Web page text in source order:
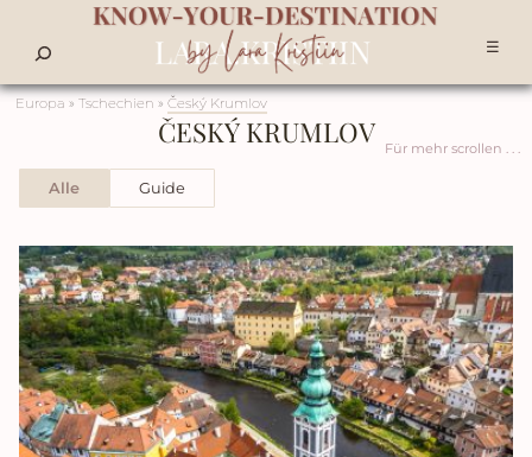
☰
Europa » Tschechien » Český Krumlov
ČESKÝ KRUMLOV Für mehr scrollen . . .
Alle Guide